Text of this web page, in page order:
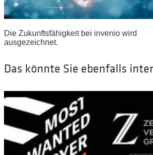
Die Zukunftsfähigkeit bei invenio wird
ausgezeichnet.
Das könnte Sie ebenfalls